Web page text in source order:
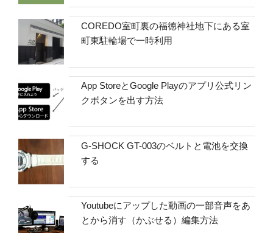
COREDO室町裏の福徳神社地下にある室
町東駐輪場で一時利用
App StoreとGoogle Playのアプリ公式リン
クボタンを出す方法
G-SHOCK GT-003のベルトと電池を交換
する
Youtubeにアップした動画の一部音声をあ
とから消す（かぶせる）編集方法